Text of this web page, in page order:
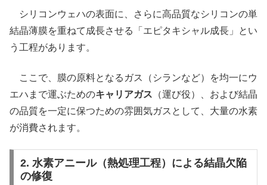
シリコンウェハの表面に、さらに高品質なシリコンの単
結晶薄膜を重ねて成長させる「エピタキシャル成長」とい
う工程があります。
ここで、膜の原料となるガス（シランなど）を均一にウ
エハまで運ぶためのキャリアガス （運び役）、および結晶
の品質を一定に保つための雰囲気ガスとして、大量の水素
が消費されます。
2. 水素アニール（熱処理工程）による結晶欠陥
の修復